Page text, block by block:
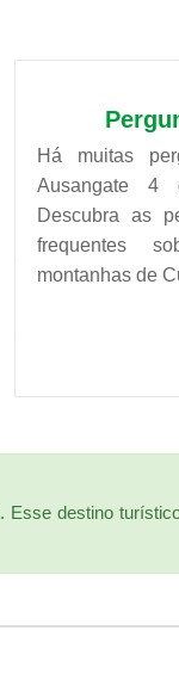
Há muitas
Ausangate 4
Descubra as
frequentes
montanhas de
destino